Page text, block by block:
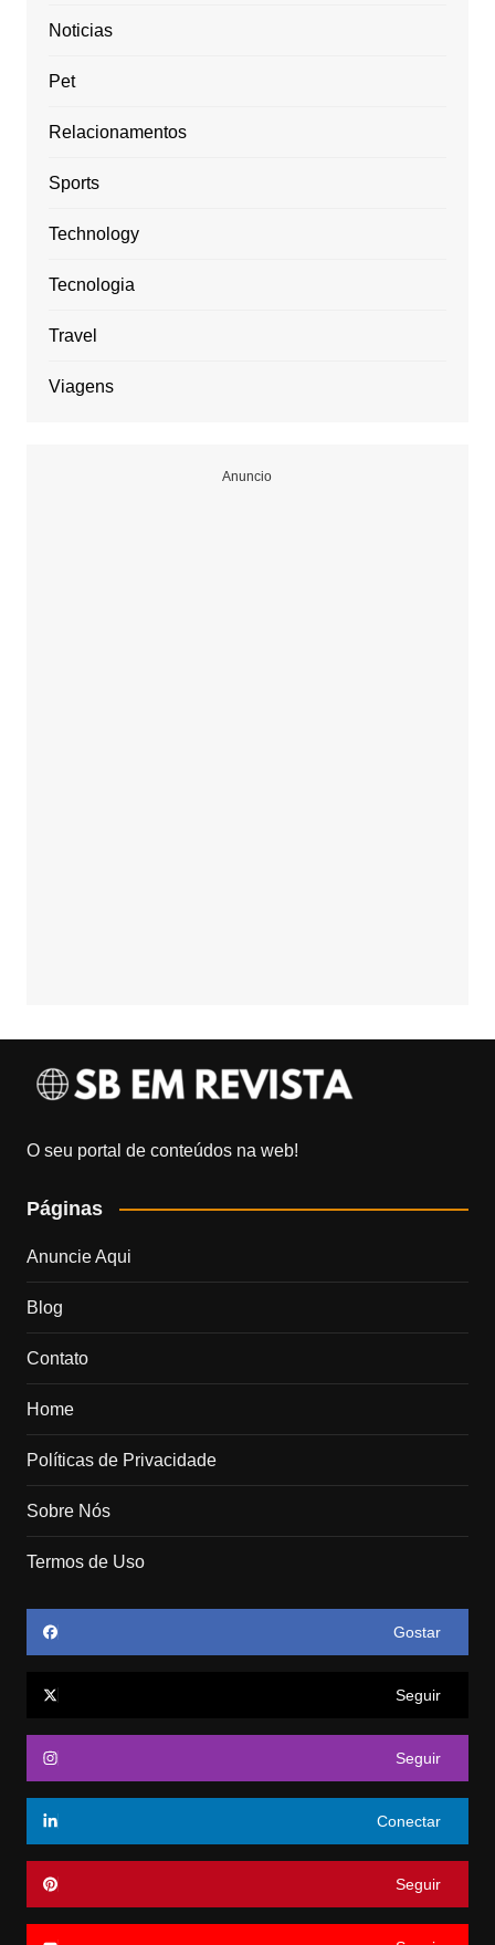
Noticias
Pet
Relacionamentos
Sports
Technology
Tecnologia
Travel
Viagens
Anuncio
O seu portal de conteúdos na web!
Páginas
Anuncie Aqui
Blog
Contato
Home
Políticas de Privacidade
Sobre Nós
Termos de Uso
Gostar
Seguir
Seguir
Conectar
Seguir